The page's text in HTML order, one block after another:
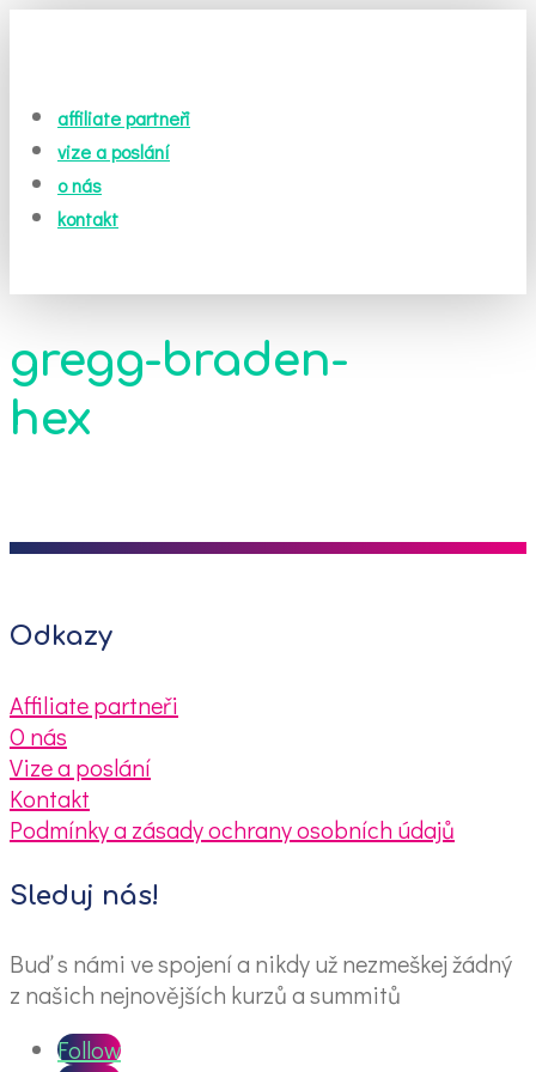
affiliate partneři
vize a poslání
o nás
kontakt
gregg-braden-
hex
Odkazy
Affiliate partneři
O nás
Vize a poslání
Kontakt
Podmínky a zásady ochrany osobních údajů
Sleduj nás!
Buď s námi ve spojení a nikdy už nezmeškej žádný
z našich nejnovějších kurzů a summitů
Follow